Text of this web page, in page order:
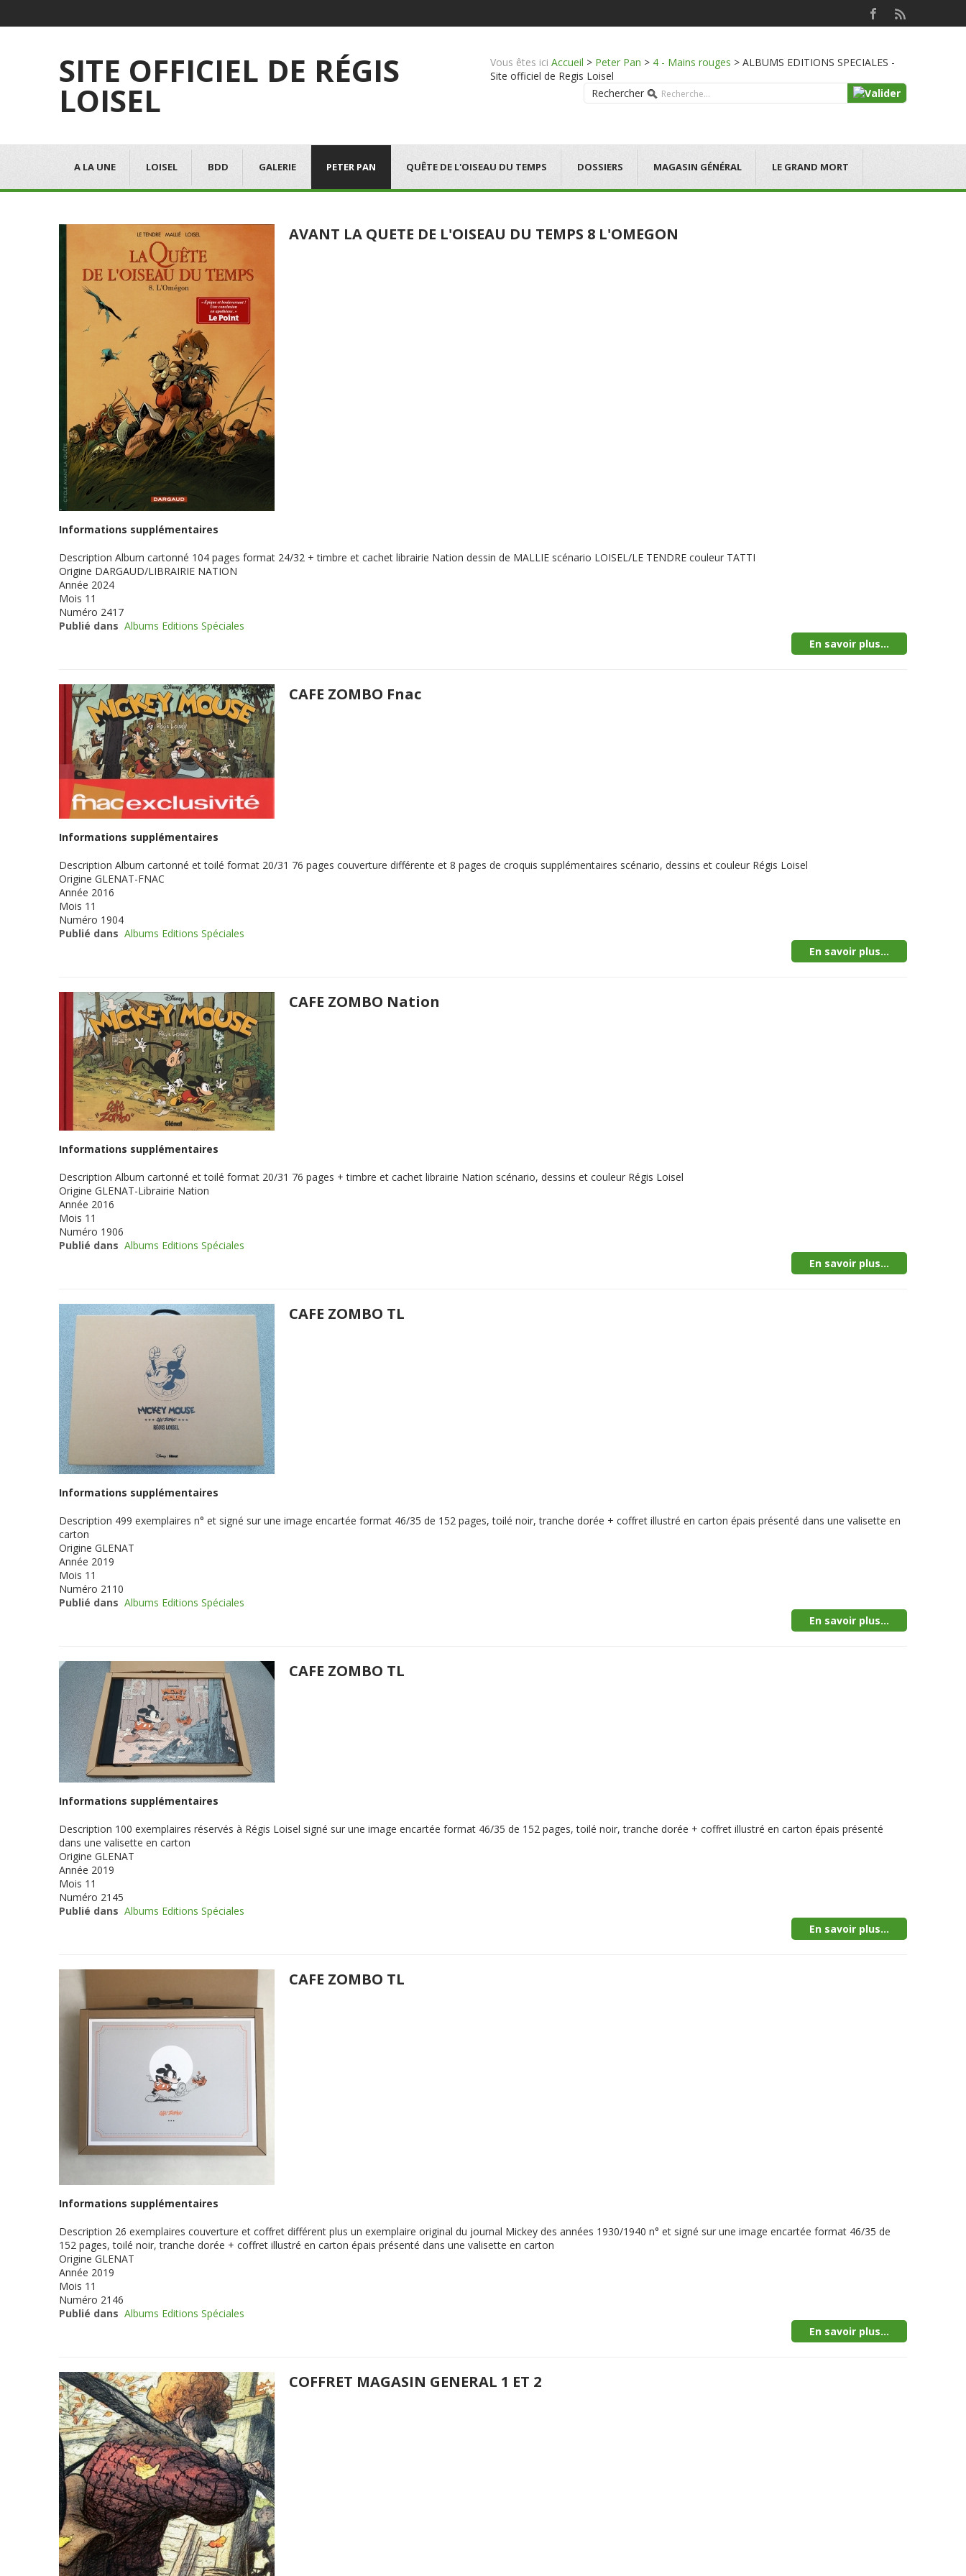
SITE OFFICIEL DE RÉGIS
LOISEL
Vous êtes ici Accueil > Peter Pan > 4 - Mains rouges > ALBUMS EDITIONS SPECIALES -
Site officiel de Regis Loisel
Rechercher
A LA UNE LOISEL BDD GALERIE PETER PAN QUÊTE DE L'OISEAU DU TEMPS DOSSIERS MAGASIN GÉNÉRAL LE GRAND MORT
AVANT LA QUETE DE L'OISEAU DU TEMPS 8 L'OMEGON
Informations supplémentaires
Description Album cartonné 104 pages format 24/32 + timbre et cachet librairie Nation dessin de MALLIE scénario LOISEL/LE TENDRE couleur TATTI
Origine DARGAUD/LIBRAIRIE NATION
Année 2024
Mois 11
Numéro 2417
Publié dans Albums Editions Spéciales
En savoir plus...
CAFE ZOMBO Fnac
Informations supplémentaires
Description Album cartonné et toilé format 20/31 76 pages couverture différente et 8 pages de croquis supplémentaires scénario, dessins et couleur Régis Loisel
Origine GLENAT-FNAC
Année 2016
Mois 11
Numéro 1904
Publié dans Albums Editions Spéciales
En savoir plus...
CAFE ZOMBO Nation
Informations supplémentaires
Description Album cartonné et toilé format 20/31 76 pages + timbre et cachet librairie Nation scénario, dessins et couleur Régis Loisel
Origine GLENAT-Librairie Nation
Année 2016
Mois 11
Numéro 1906
Publié dans Albums Editions Spéciales
En savoir plus...
CAFE ZOMBO TL
Informations supplémentaires
Description 499 exemplaires n° et signé sur une image encartée format 46/35 de 152 pages, toilé noir, tranche dorée + coffret illustré en carton épais présenté dans une valisette en
carton
Origine GLENAT
Année 2019
Mois 11
Numéro 2110
Publié dans Albums Editions Spéciales
En savoir plus...
CAFE ZOMBO TL
Informations supplémentaires
Description 100 exemplaires réservés à Régis Loisel signé sur une image encartée format 46/35 de 152 pages, toilé noir, tranche dorée + coffret illustré en carton épais présenté
dans une valisette en carton
Origine GLENAT
Année 2019
Mois 11
Numéro 2145
Publié dans Albums Editions Spéciales
En savoir plus...
CAFE ZOMBO TL
Informations supplémentaires
Description 26 exemplaires couverture et coffret différent plus un exemplaire original du journal Mickey des années 1930/1940 n° et signé sur une image encartée format 46/35 de
152 pages, toilé noir, tranche dorée + coffret illustré en carton épais présenté dans une valisette en carton
Origine GLENAT
Année 2019
Mois 11
Numéro 2146
Publié dans Albums Editions Spéciales
En savoir plus...
COFFRET MAGASIN GENERAL 1 ET 2